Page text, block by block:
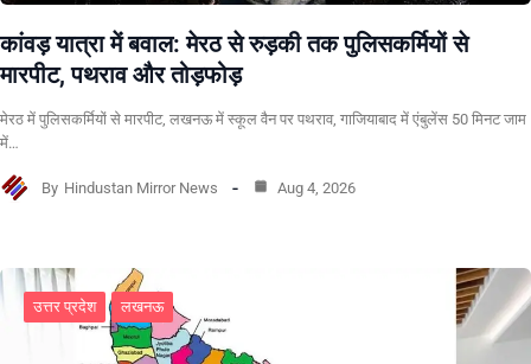
कांवड़ यात्रा में बवाल: मेरठ से रुड़की तक पुलिसकर्मियों से
मारपीट, पथराव और तोड़फोड़
मेरठ में पुलिसकर्मियों से मारपीट, लखनऊ में स्कूल वैन पर पथराव, गाजियाबाद में एंबुलेंस 50 मिनट जाम
में…
By Hindustan Mirror News Aug 4, 2026
उत्तर प्रदेश लखनऊ